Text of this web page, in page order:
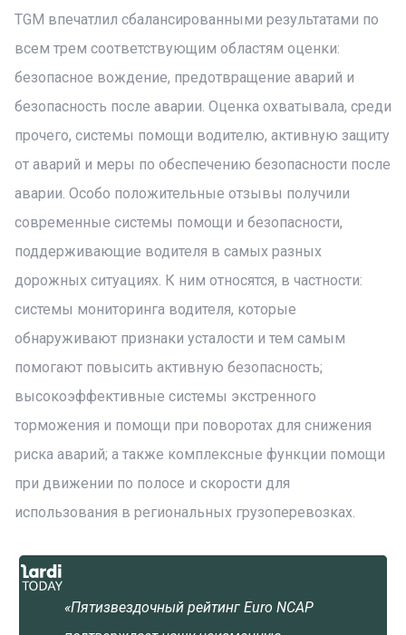
TGM впечатлил сбалансированными результатами по
всем трем соответствующим областям оценки:
безопасное вождение, предотвращение аварий и
безопасность после аварии. Оценка охватывала, среди
прочего, системы помощи водителю, активную защиту
от аварий и меры по обеспечению безопасности после
аварии. Особо положительные отзывы получили
современные системы помощи и безопасности,
поддерживающие водителя в самых разных
дорожных ситуациях. К ним относятся, в частности:
системы мониторинга водителя, которые
обнаруживают признаки усталости и тем самым
помогают повысить активную безопасность;
высокоэффективные системы экстренного
торможения и помощи при поворотах для снижения
риска аварий; а также комплексные функции помощи
при движении по полосе и скорости для
использования в региональных грузоперевозках.
«Пятизвездочный рейтинг Euro NCAP